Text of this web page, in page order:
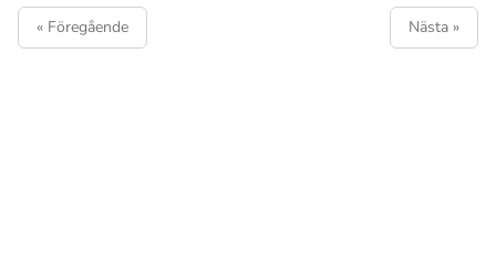
« Föregående Nästa »